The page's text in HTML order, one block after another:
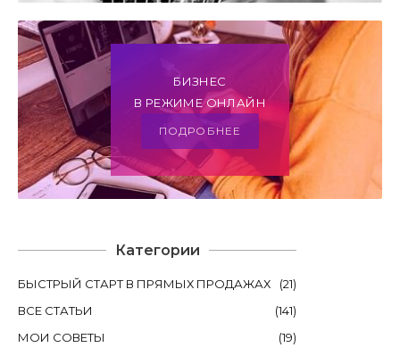
Категории
БЫСТРЫЙ СТАРТ В ПРЯМЫХ ПРОДАЖАХ (21)
ВСЕ СТАТЬИ
(141)
МОИ СОВЕТЫ
(19)
БИЗНЕС
В РЕЖИМЕ ОНЛАЙН
ПОДРОБНЕЕ